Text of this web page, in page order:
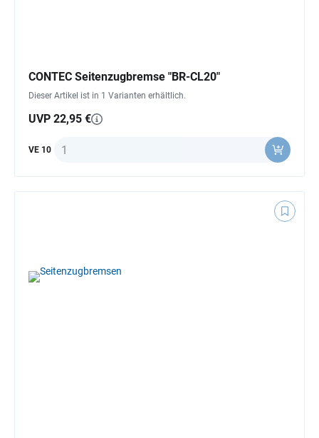
CONTEC Seitenzugbremse "BR-CL20"
Dieser Artikel ist in 1 Varianten erhältlich.
UVP 22,95 €
VE 10 Anzahl